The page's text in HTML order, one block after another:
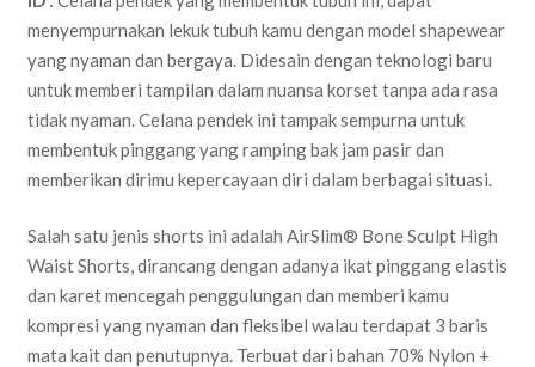
menyempurnakan lekuk tubuh kamu dengan model shapewear
yang nyaman dan bergaya. Didesain dengan teknologi baru
untuk memberi tampilan dalam nuansa korset tanpa ada rasa
tidak nyaman. Celana pendek ini tampak sempurna untuk
membentuk pinggang yang ramping bak jam pasir dan
memberikan dirimu kepercayaan diri dalam berbagai situasi.
Salah satu jenis shorts ini adalah AirSlim® Bone Sculpt High
Waist Shorts, dirancang dengan adanya ikat pinggang elastis
dan karet mencegah penggulungan dan memberi kamu
kompresi yang nyaman dan fleksibel walau terdapat 3 baris
mata kait dan penutupnya. Terbuat dari bahan 70% Nylon +